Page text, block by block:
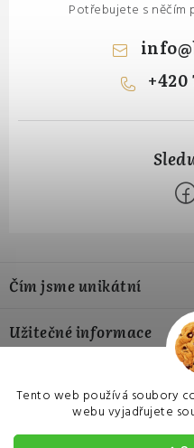
Tento web používá soubory
webu vyjadřujete
Potřebujete s něčím
info@
+420
p
a
t
Čím jsme unikátní
Náš příběh
Užitečné informace
Jak si vybrat správnou velikost
Hodnocení obchodu
Výměna a vrácení
Czech